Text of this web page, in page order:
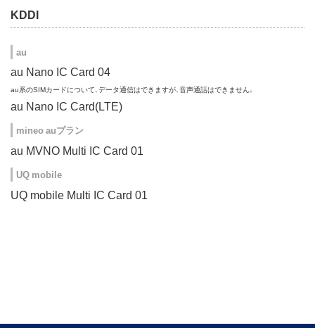
KDDI
au
au Nano IC Card 04
au系のSIMカードについて、データ通信はできますが、音声通話はできません。
au Nano IC Card(LTE)
mineo auプラン
au MVNO Multi IC Card 01
UQ mobile
UQ mobile Multi IC Card 01